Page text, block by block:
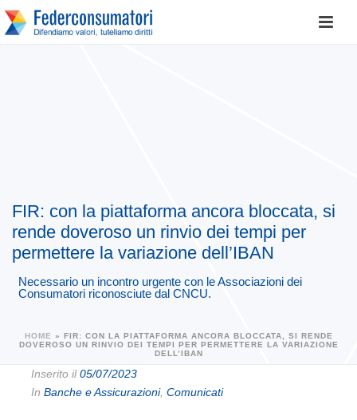
FIR: con la piattaforma ancora bloccata, si
rende doveroso un rinvio dei tempi per
permettere la variazione dell’IBAN
Necessario un incontro urgente con le Associazioni dei
Consumatori riconosciute dal CNCU.
HOME » FIR: CON LA PIATTAFORMA ANCORA BLOCCATA, SI RENDE
DOVEROSO UN RINVIO DEI TEMPI PER PERMETTERE LA VARIAZIONE
DELL’IBAN
Inserito il05/07/2023
In Banche e Assicurazioni, Comunicati